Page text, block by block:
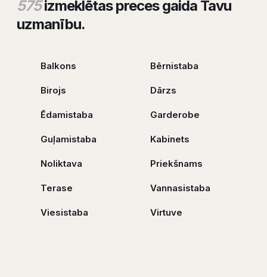
575izmeklētas preces gaida Tavu
uzmanību.
Balkons Bērnistaba
Birojs Dārzs
Ēdamistaba Garderobe
Guļamistaba Kabinets
Noliktava Priekšnams
Terase Vannasistaba
Viesistaba Virtuve